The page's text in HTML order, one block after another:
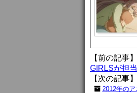
【前の記事
GIRLSが担当
【次の記事
2012年の